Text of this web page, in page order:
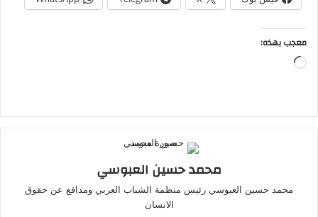
معجب بهذه:
جاري
محمد حسين العبوسي
محمد حسين العبوسي رئيس منظمة الشباب العربي ومدافع عن حقوق
الانسان